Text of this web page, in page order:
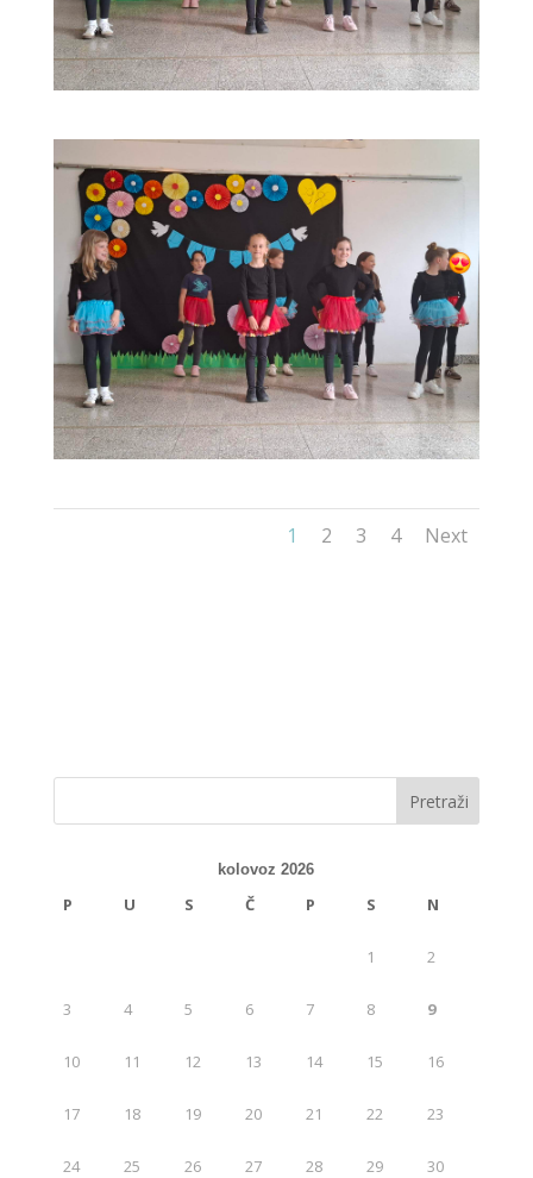
1 2 3 4 Next
kolovoz 2026
P U S Č P S N
1 2
3 4 5 6 7 8 9
10 11 12 13 14 15 16
17 18 19 20 21 22 23
24 25 26 27 28 29 30